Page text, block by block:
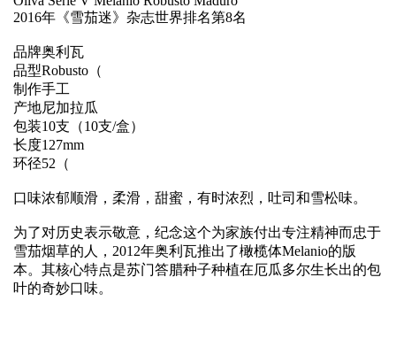
2016年《雪茄迷》杂志世界排名第8名
品牌奥利瓦
品型Robusto（
制作手工
产地尼加拉瓜
包装10支（10支/盒）
长度127mm
环径52（
口味浓郁顺滑，柔滑，甜蜜，有时浓烈，吐司和雪松味。
为了对历史表示敬意，纪念这个为家族付出专注精神而忠于
雪茄烟草的人，2012年奥利瓦推出了橄榄体Melanio的版
本。其核心特点是苏门答腊种子种植在厄瓜多尔生长出的包
叶的奇妙口味。